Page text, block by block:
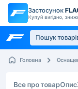
Застосунок
Купуй вигідно,
Головна
Все про товарОпис